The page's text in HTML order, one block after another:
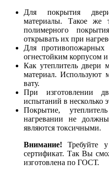
Для покрытия
материалы. Такое же
полимерного
открывать их при
Для противопожарных
огнестойким корпусом
Как утеплитель двери
материал. Используют
вату.
При изготовлении
испытаний в несколько
Покрытие,
нагревании не
являются токсичными.
Внимание! Требуйте
сертификат. Так Вы
изготовлена по ГОСТ.